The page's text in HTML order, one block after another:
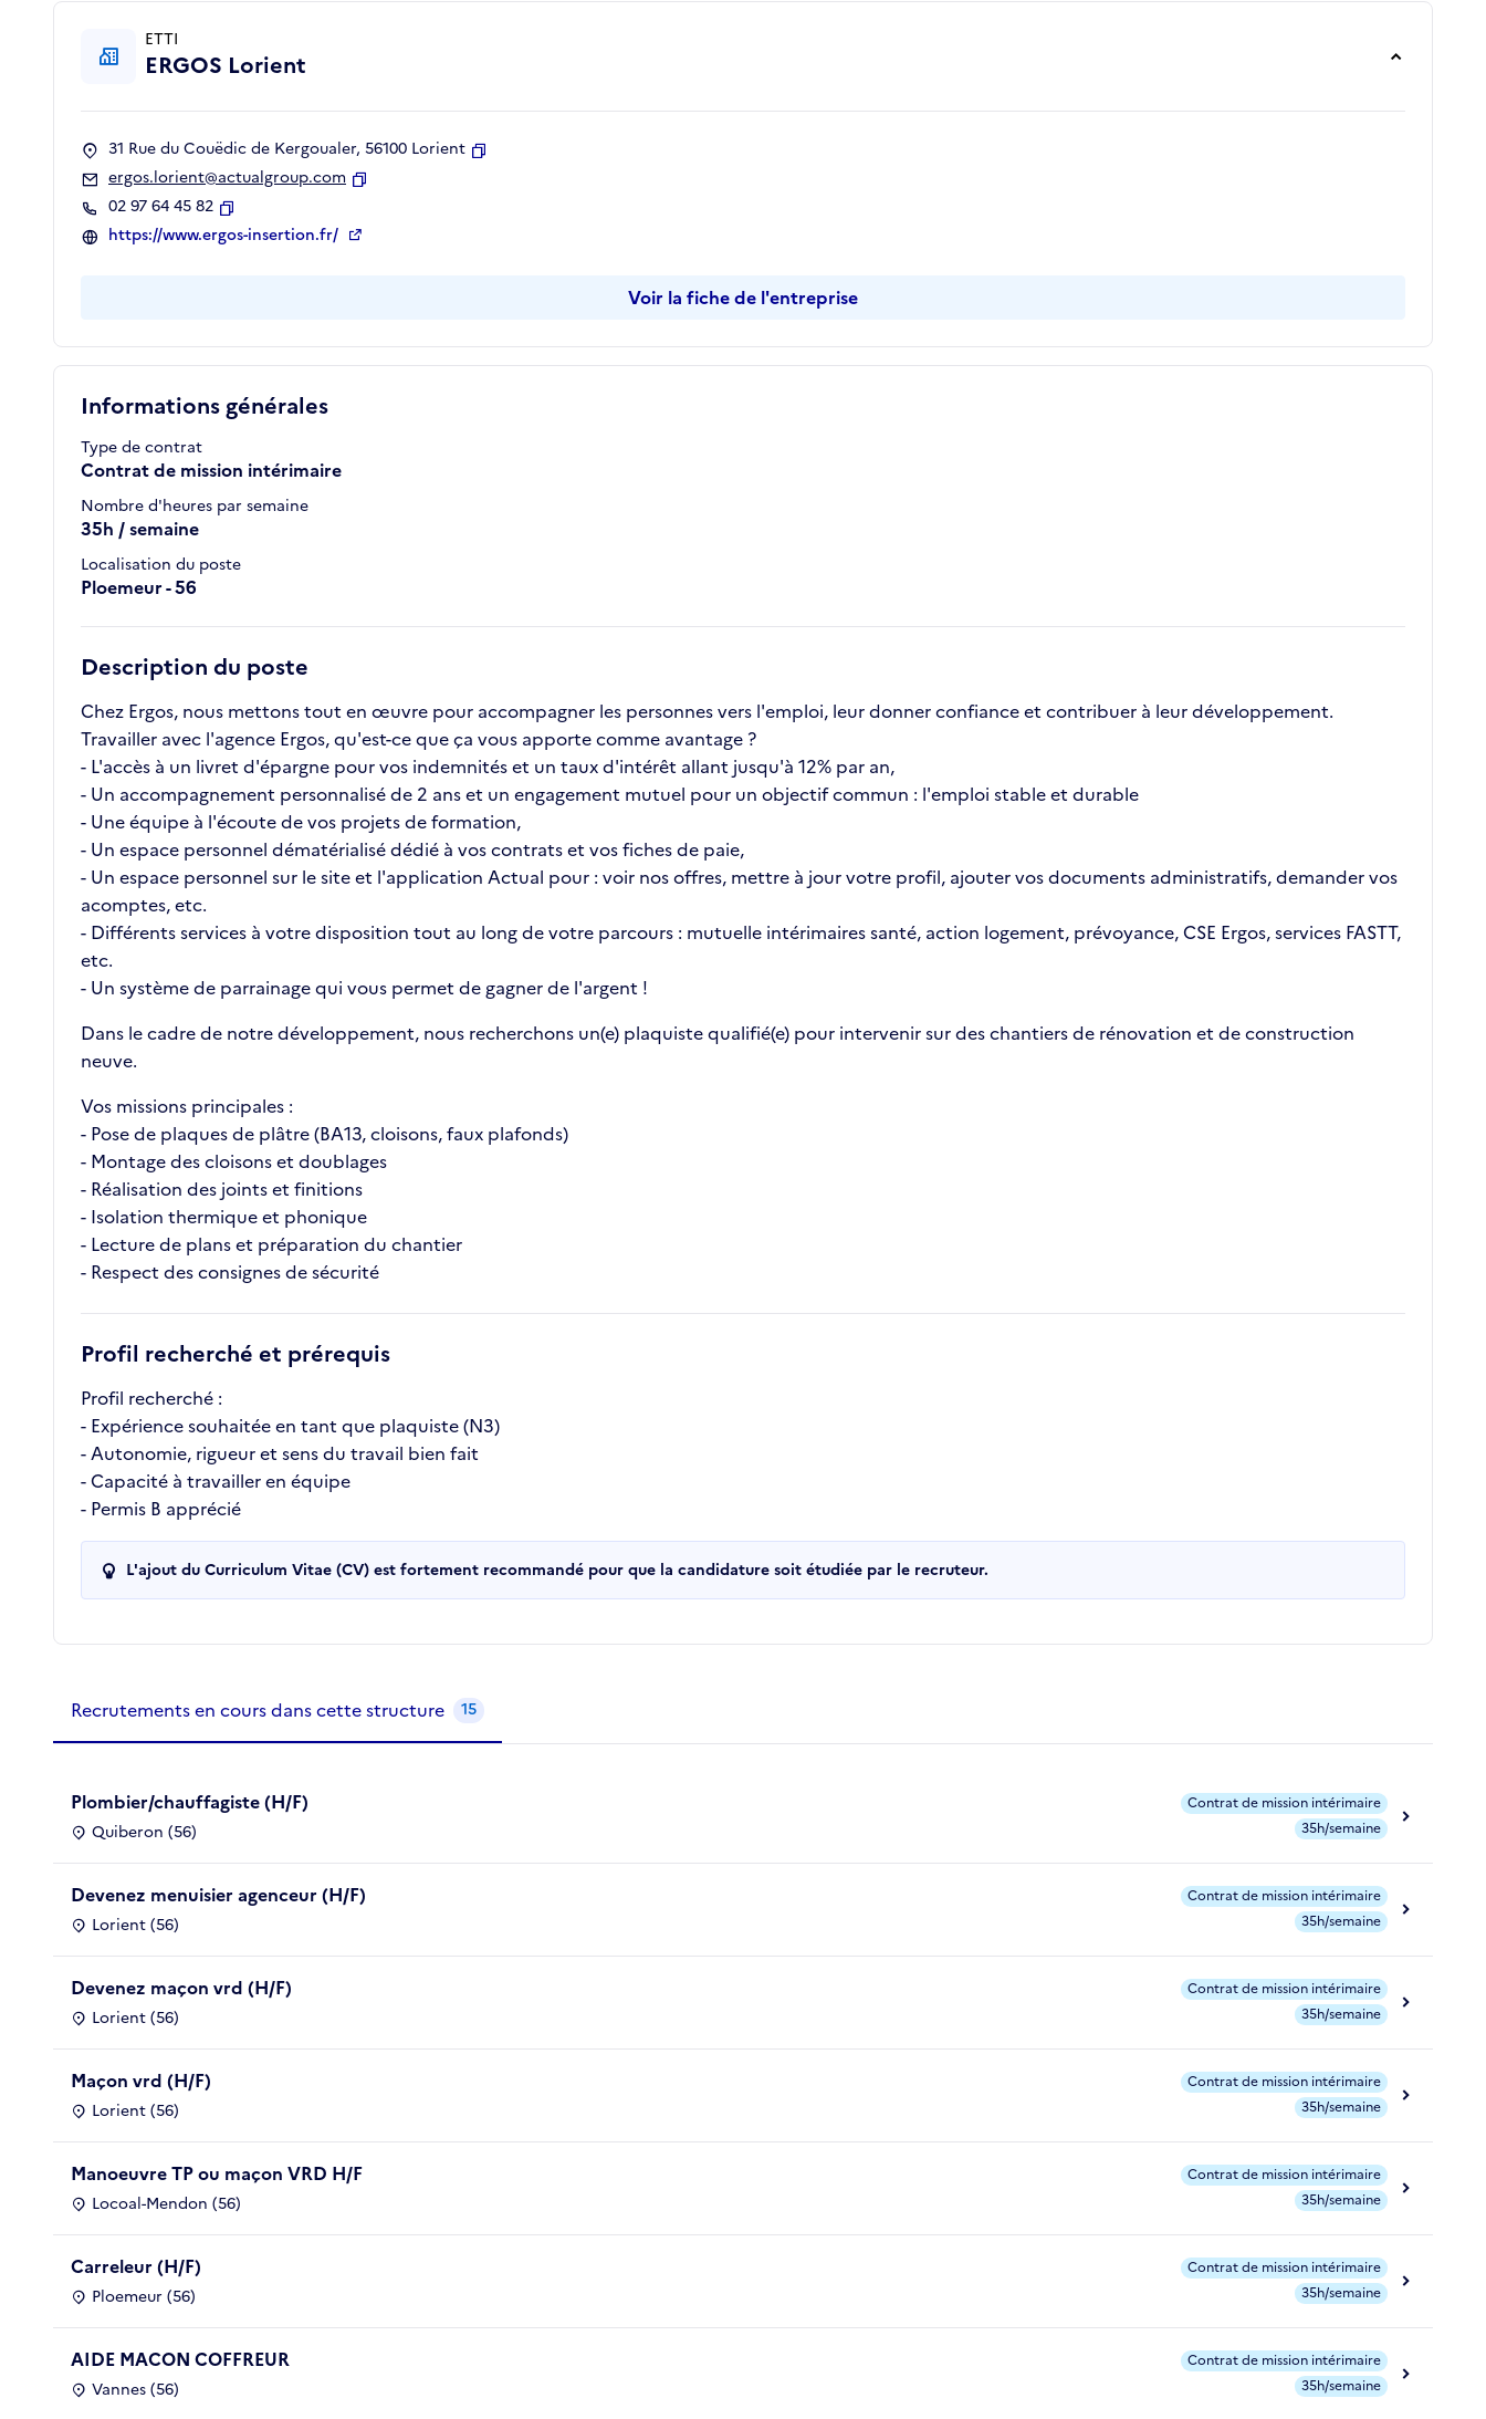
Informations générales
Type de contrat
Contrat de mission intérimaire
Nombre d'heures par semaine
35h / semaine
Localisation du poste
Ploemeur - 56
Description du poste
Chez Ergos, nous mettons tout en œuvre pour accompagner les personnes vers l'emploi, leur donner confiance et contribuer à leur développement.
Travailler avec l'agence Ergos, qu'est-ce que ça vous apporte comme avantage ?
- L'accès à un livret d'épargne pour vos indemnités et un taux d'intérêt allant jusqu'à 12% par an,
- Un accompagnement personnalisé de 2 ans et un engagement mutuel pour un objectif commun : l'emploi stable et durable
- Une équipe à l'écoute de vos projets de formation,
- Un espace personnel dématérialisé dédié à vos contrats et vos fiches de paie,
- Un espace personnel sur le site et l'application Actual pour : voir nos offres, mettre à jour votre profil, ajouter vos documents administratifs, demander vos
acomptes, etc.
- Différents services à votre disposition tout au long de votre parcours : mutuelle intérimaires santé, action logement, prévoyance, CSE Ergos, services FASTT,
etc.
- Un système de parrainage qui vous permet de gagner de l'argent !
Dans le cadre de notre développement, nous recherchons un(e) plaquiste qualifié(e) pour intervenir sur des chantiers de rénovation et de construction
neuve.
Vos missions principales :
- Pose de plaques de plâtre (BA13, cloisons, faux plafonds)
- Montage des cloisons et doublages
- Réalisation des joints et finitions
- Isolation thermique et phonique
- Lecture de plans et préparation du chantier
- Respect des consignes de sécurité
Profil recherché et prérequis
Profil recherché :
- Expérience souhaitée en tant que plaquiste (N3)
- Autonomie, rigueur et sens du travail bien fait
- Capacité à travailler en équipe
- Permis B apprécié
L'ajout du Curriculum Vitae (CV) est fortement recommandé pour que la candidature soit étudiée par le recruteur.
ETTI
ERGOS Lorient
31 Rue du Couëdic de Kergoualer, 56100 Lorient
ergos.lorient@actualgroup.com
02 97 64 45 82
Copier
https://www.ergos-insertion.fr/
Voir la fiche de l'entreprise
Recrutements de la structure
Recrutements en cours dans cette structure 15
Plombier/chauffagiste (H/F)
Quiberon (56)
Contrat de mission intérimaire
35h/semaine
Devenez menuisier agenceur (H/F)
Lorient (56)
Contrat de mission intérimaire
35h/semaine
Devenez maçon vrd (H/F)
Lorient (56)
Contrat de mission intérimaire
35h/semaine
Maçon vrd (H/F)
Lorient (56)
Contrat de mission intérimaire
35h/semaine
Manoeuvre TP ou maçon VRD H/F
Locoal-Mendon (56)
Contrat de mission intérimaire
35h/semaine
Carreleur (H/F)
Ploemeur (56)
Contrat de mission intérimaire
35h/semaine
AIDE MACON COFFREUR
Vannes (56)
Contrat de mission intérimaire
35h/semaine